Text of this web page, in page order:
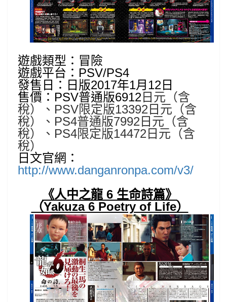
遊戲類型：冒險
遊戲平台：PSV/PS4
發售日：日版2017年1月12日
售價：PSV普通版6912日元（含
稅）、PSV限定版13392日元（含
稅）、PS4普通版7992日元（含
稅）、PS4限定版14472日元（含
稅）
日文官網：
http://www.danganronpa.com/v3/
《人中之龍 6 生命詩篇》
（Yakuza 6 Poetry of Life）